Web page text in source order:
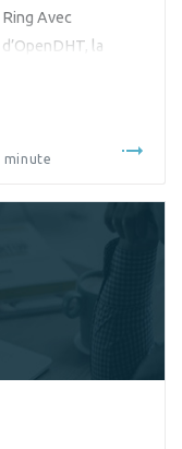
Avec
la
déjà […]
minute